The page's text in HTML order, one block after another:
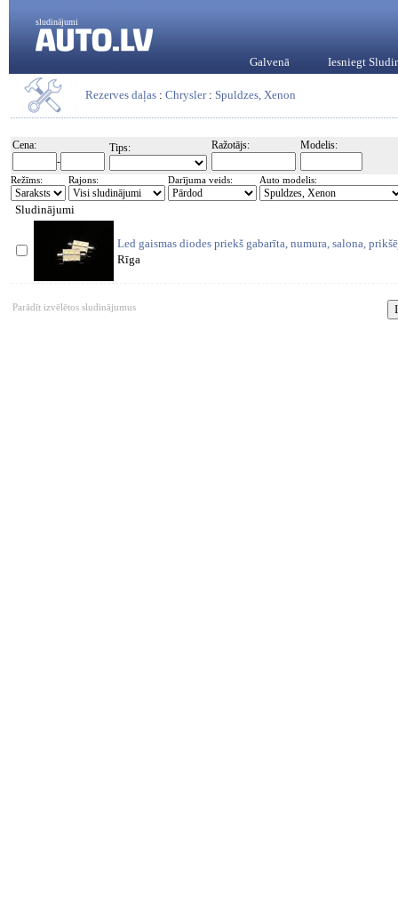
sludinājumi
Galvenā Iesniegt
Rezerves daļas : Chrysler: Spuldzes, Xenon
Cena:
-
Tips: Ražotājs: Modelis:
Režīms: Rajons: Darījuma veids: Auto modelis:
Sludinājumi
Led gaismas diodes priekš gabarīta, numura, salona,
Rīga
Parādīt izvēlētos sludinājumus